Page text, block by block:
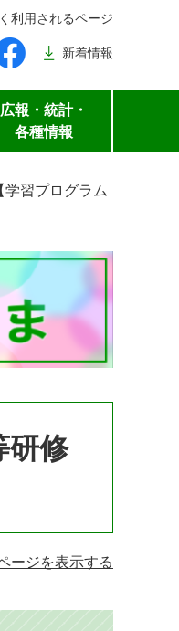
利用されるページ
新着情報
広報・統計・
各種情報
習プログラム
研修
ージを表示する